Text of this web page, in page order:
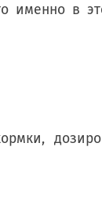
именно в